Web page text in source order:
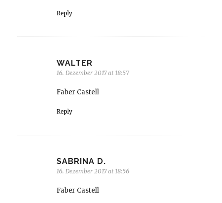
Reply
WALTER
16. Dezember 2017 at 18:57
Faber Castell
Reply
SABRINA D.
16. Dezember 2017 at 18:56
Faber Castell